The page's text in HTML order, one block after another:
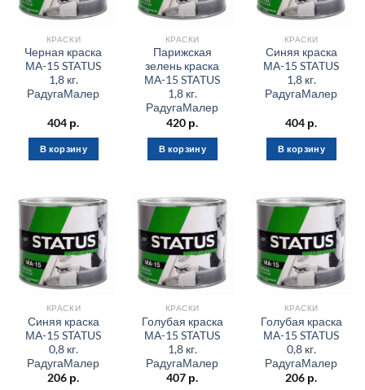
КРАСКИ
Черная краска
МА-15 STATUS
1,8 кг.
РадугаМалер
404 р.
В корзину
КРАСКИ
Парижская
зелень краска
МА-15 STATUS
1,8 кг.
РадугаМалер
420 р.
В корзину
КРАСКИ
Синяя краска
МА-15 STATUS
1,8 кг.
РадугаМалер
404 р.
В корзину
КРАСКИ
Синяя краска
МА-15 STATUS
0,8 кг.
РадугаМалер
206 р.
КРАСКИ
Голубая краска
МА-15 STATUS
1,8 кг.
РадугаМалер
407 р.
КРАСКИ
Голубая краска
МА-15 STATUS
0,8 кг.
РадугаМалер
206 р.